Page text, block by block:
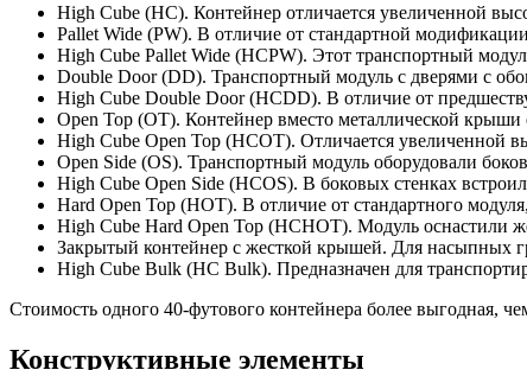
High Cube (HC). Контейнер отличается увеличенной
Pallet Wide (PW). В отличие от стандартной
High Cube Pallet Wide (HCPW). Этот транспортный
Double Door (DD). Транспортный модуль с дверями с
High Cube Double Door (HCDD). В отличие от
Open Top (OT). Контейнер вместо металлической
High Cube Open Top (HCOT). Отличается увеличенной
Open Side (OS). Транспортный модуль оборудовали
High Cube Open Side (HCOS). В боковых стенках
Hard Open Top (HOT). В отличие от стандартного
High Cube Hard Open Top (HCHOT). Модуль оснастили
Закрытый контейнер с жесткой крышей. Для насыпных
High Cube Bulk (HC Bulk). Предназначен для
Стоимость одного 40-футового контейнера более выгодная,
Конструктивные элементы